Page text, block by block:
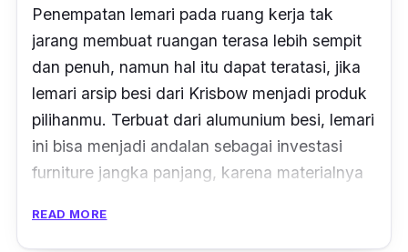
Penempatan lemari pada ruang kerja tak
jarang membuat ruangan terasa lebih sempit
dan penuh, namun hal itu dapat teratasi, jika
lemari arsip besi dari Krisbow menjadi produk
pilihanmu. Terbuat dari alumunium besi, lemari
ini bisa menjadi andalan sebagai investasi
furniture jangka panjang, karena materialnya
READ MORE